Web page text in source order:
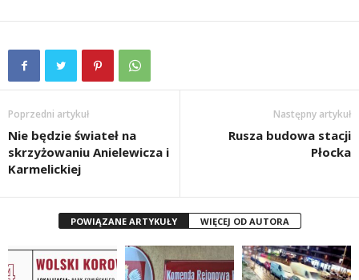
Poprzedni artykuł
Nie będzie świateł na
skrzyżowaniu Anielewicza i
Karmelickiej
Następny artykuł
Rusza budowa stacji
Płocka
POWIĄZANE ARTYKUŁY WIĘCEJ OD AUTORA